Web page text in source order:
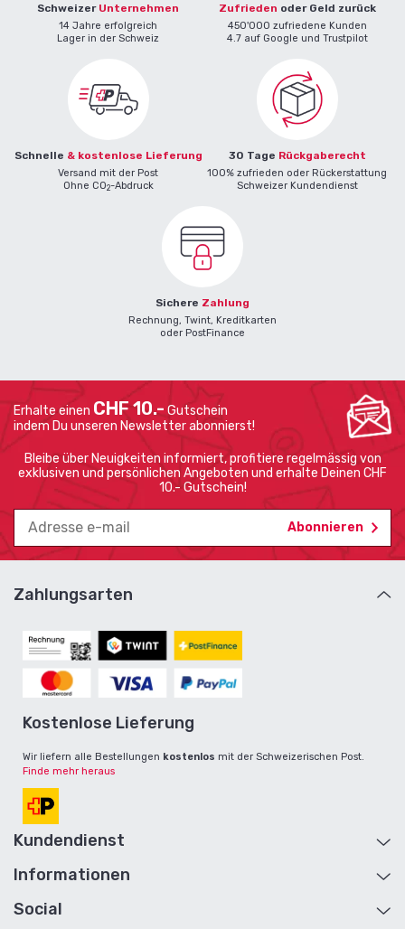
Schweizer Unternehmen
14 Jahre erfolgreich
Lager in der Schweiz
Zufrieden oder Geld zurück
450'000 zufriedene Kunden
4.7 auf Google und Trustpilot
Schnelle & kostenlose Lieferung
Versand mit der Post
Ohne CO2-Abdruck
30 Tage Rückgaberecht
100% zufrieden oder Rückerstattung
Schweizer Kundendienst
Sichere Zahlung
Rechnung, Twint, Kreditkarten
oder PostFinance
Erhalte einen CHF 10.- Gutschein
indem Du unseren Newsletter abonnierst!
Bleibe über Neuigkeiten informiert, profitiere regelmässig von
exklusiven und persönlichen Angeboten und erhalte Deinen CHF
10.- Gutschein!
Zahlungsarten
Kostenlose Lieferung
Wir liefern alle Bestellungen kostenlos mit der Schweizerischen Post.
Finde mehr heraus
Kundendienst
Hilfe und Kontakt
Retouren
Informationen
Über Uns
Social